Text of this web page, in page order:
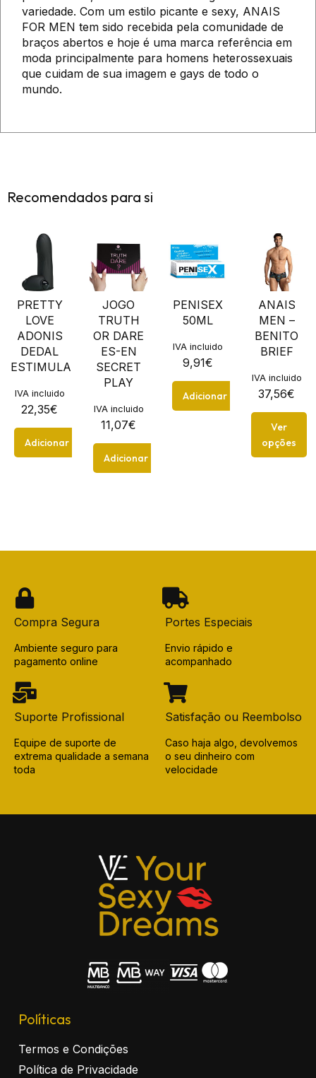
variedade. Com um estilo picante e sexy, ANAIS
FOR MEN tem sido recebida pela comunidade de
braços abertos e hoje é uma marca referência em
moda principalmente para homens heterossexuais
que cuidam de sua imagem e gays de todo o
mundo.
Recomendados para si
PRETTY
LOVE
ADONIS
DEDAL
ESTIMULADOR
22,35€
IVA incluido
Adicionar
JOGO
TRUTH
OR DARE
ES-EN
SECRET
PLAY
11,07€
IVA incluido
Adicionar
PENISEX
50ML
9,91€
IVA incluido
Adicionar
ANAIS
MEN –
BENITO
BRIEF
37,56€
IVA incluido
Ver
opções
Compra Segura
Ambiente seguro para
pagamento online
Portes Especiais
Envio rápido e
acompanhado
Suporte Profissional
Equipe de suporte de
extrema qualidade a semana
toda
Satisfação ou Reembolso
Caso haja algo, devolvemos
o seu dinheiro com
velocidade
Políticas
Termos e Condições
Política de Privacidade